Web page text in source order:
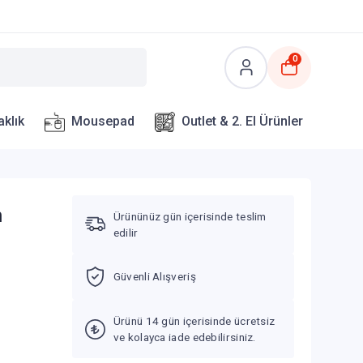
0
Mousepad Outlet & 2. El Ürünler
Ürününüz gün içerisinde teslim
edilir
Güvenli Alışveriş
Ürünü 14 gün içerisinde ücretsiz
ve kolayca iade edebilirsiniz.